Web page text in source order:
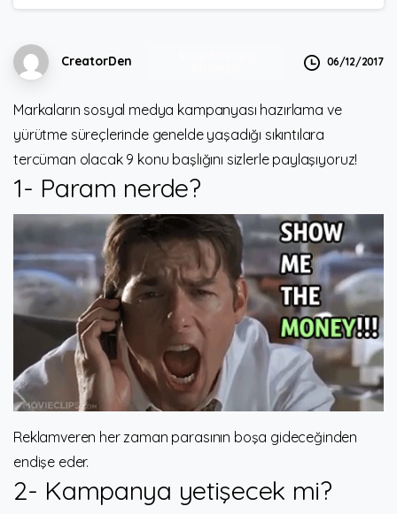
CreatorDen 06/12/2017
Markaların sosyal medya kampanyası hazırlama ve
yürütme süreçlerinde genelde yaşadığı sıkıntılara
tercüman olacak 9 konu başlığını sizlerle paylaşıyoruz!
1- Param nerde?
Reklamveren her zaman parasının boşa gideceğinden
endişe eder.
2- Kampanya yetişecek mi?